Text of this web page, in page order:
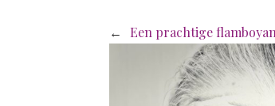
← Een prachtige